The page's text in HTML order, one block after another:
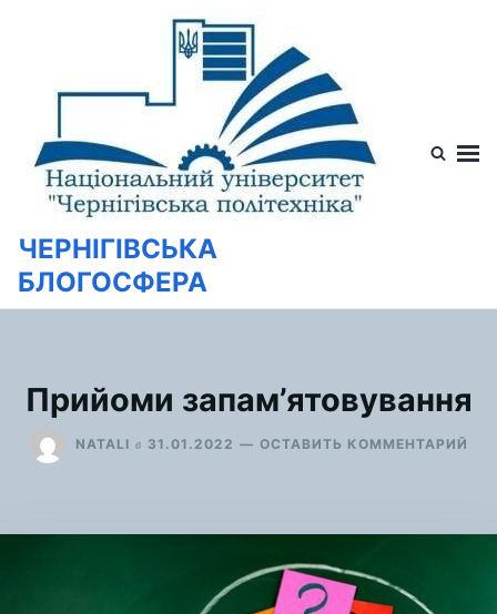
содержимому
ЧЕРНІГІВСЬКА
БЛОГОСФЕРА
Прийоми запам’ятовування
NATALI в 31.01.2022 ОСТАВИТЬ КОММЕНТАРИЙ